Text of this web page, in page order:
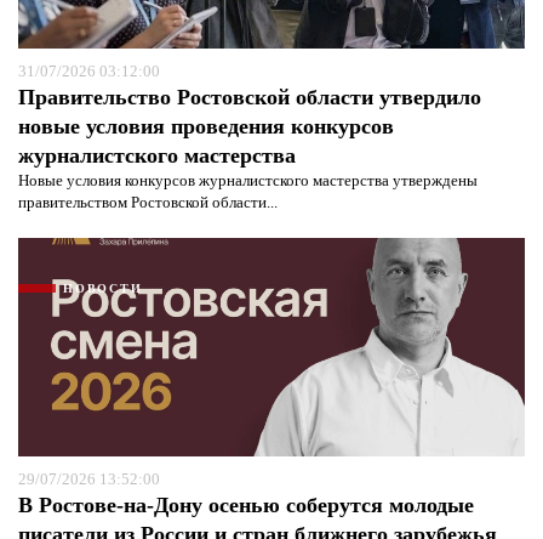
31/07/2026 03:12:00
Правительство Ростовской области утвердило
новые условия проведения конкурсов
журналистского мастерства
Новые условия конкурсов журналистского мастерства утверждены
правительством Ростовской области...
НОВОСТИ
29/07/2026 13:52:00
В Ростове-на-Дону осенью соберутся молодые
писатели из России и стран ближнего зарубежья